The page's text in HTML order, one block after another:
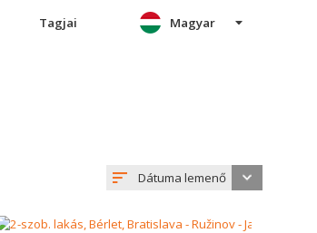
Tagjai Magyar
Dátuma lemenő